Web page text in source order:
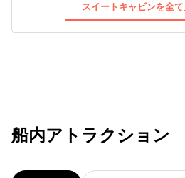
スイートキャビンを全
船内アトラクション